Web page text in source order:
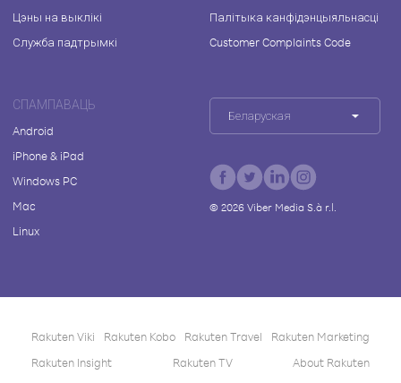
Цэны на выклікі
Служба падтрымкі
Палітыка канфідэнцыяльнасці
Customer Complaints Code
СПАМПАВАЦЬ
Android
iPhone & iPad
Windows PC
Mac
Linux
Беларуская
© 2026Viber Media S.à r.l.
Rakuten Viki Rakuten Kobo Rakuten Travel
Rakuten Marketing
Rakuten Insight
Rakuten TV About Rakuten